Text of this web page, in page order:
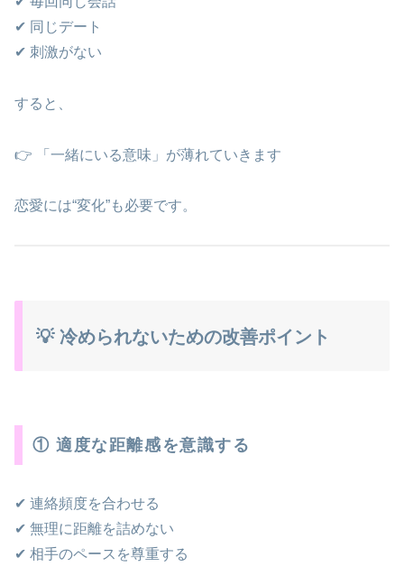
✔ 同じデート
✔ 刺激がない
すると、
👉 「一緒にいる意味」が薄れていきます
恋愛には“変化”も必要です。
💡 冷められないための改善ポイント
① 適度な距離感を意識する
✔ 連絡頻度を合わせる
✔ 無理に距離を詰めない
✔ 相手のペースを尊重する